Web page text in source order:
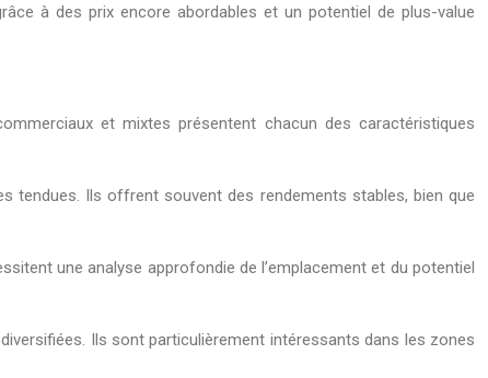
à des prix encore abordables et un potentiel de plus-value
et mixtes présentent chacun des caractéristiques
tendues. Ils offrent souvent des rendements stables, bien que
une analyse approfondie de l’emplacement et du potentiel
Ils sont particulièrement intéressants dans les zones